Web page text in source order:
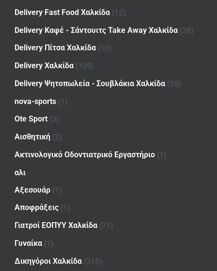
Delivery Fast Food Χαλκίδα (12)
Delivery Καφέ - Σάντουιτς Take Away Χαλκίδα (38)
Delivery Πίτσα Χαλκίδα (10)
Delivery Χαλκίδα (109)
Delivery Ψητοπωλεία - Σουβλάκια Χαλκίδα (50)
nova-sports (1)
Ote Sport (3)
Αισθητική (2)
Ακτινολογικό Οδοντιατρικό Εργαστήριο (1)
αλι
Αξεσουάρ (1)
Αποφράξεις (1)
Γιατροί ΕΟΠΥΥ Χαλκίδα (71)
Γυναίκα (1)
Δικηγόροι Χαλκίδα (315)